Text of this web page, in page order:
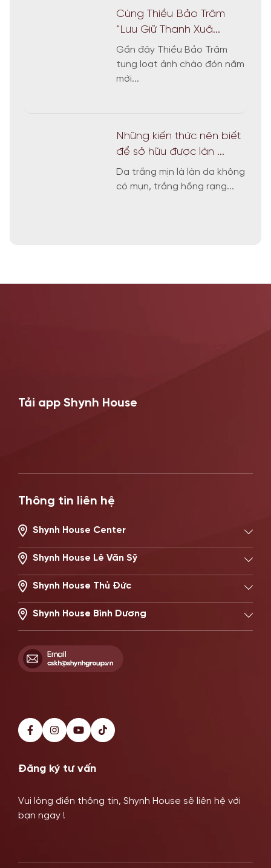
Cùng Thiều Bảo Trâm
“Lưu Giữ Thanh Xuâ...
Gần đây Thiều Bảo Trâm
tung loạt ảnh chào đón năm
mới...
Những kiến thức nên biết
để sở hữu được làn ...
Da trắng mịn là làn da không
có mụn, trắng hồng rạng...
Tải app Shynh House
Thông tin liên hệ
Shynh House Center
Shynh House Lê Văn Sỹ
Shynh House Thủ Đức
Shynh House Bình Dương
Đăng ký tư vấn
Vui lòng điền thông tin, Shynh House sẽ liên hệ với
bạn ngay !